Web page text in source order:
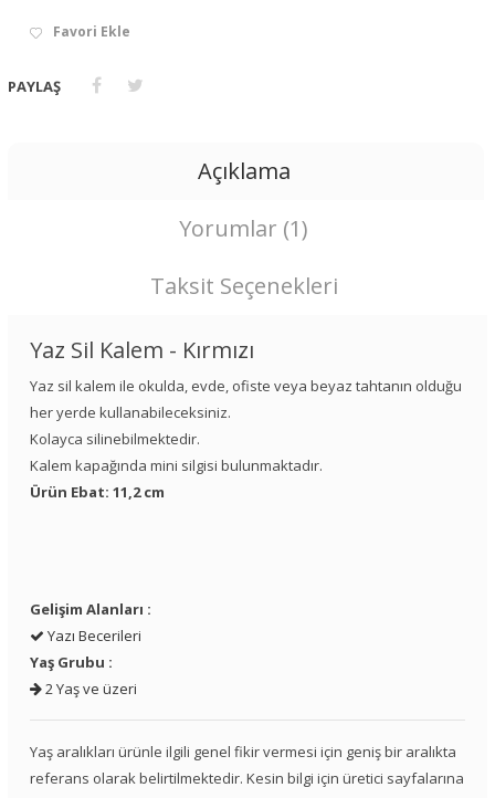
Favori Ekle
PAYLAŞ
Açıklama
Yorumlar (1)
Taksit Seçenekleri
Yaz Sil Kalem - Kırmızı
Yaz sil kalem ile okulda, evde, ofiste veya beyaz tahtanın olduğu
her yerde kullanabileceksiniz.
Kolayca silinebilmektedir.
Kalem kapağında mini silgisi bulunmaktadır.
Ürün Ebat: 11,2 cm
Gelişim Alanları :
Yazı Becerileri
Yaş Grubu :
2 Yaş ve üzeri
Yaş aralıkları ürünle ilgili genel fikir vermesi için geniş bir aralıkta
referans olarak belirtilmektedir. Kesin bilgi için üretici sayfalarına